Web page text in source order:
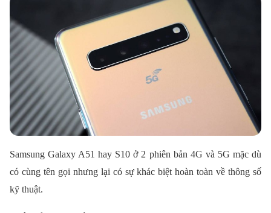
Samsung Galaxy A51 hay S10 ở 2 phiên bản 4G và 5G mặc dù
có cùng tên gọi nhưng lại có sự khác biệt hoàn toàn về thông số
kỹ thuật.